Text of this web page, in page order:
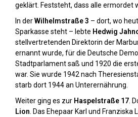
geklärt. Feststeht, dass alle ermordet
In derWilhelmstraße 3 – dort, wo
Sparkasse steht – lebte Hedwig
stellvertretenden Direktorin der
ernannt wurde, für die Deutsche
Stadtparlament saß und 1920 die
war. Sie wurde 1942 nach
starb dort 1944 an Unterernährung.
Weiter ging es zur Haspelstraße 17 .
Lion . Das Ehepaar Karl und Franziska